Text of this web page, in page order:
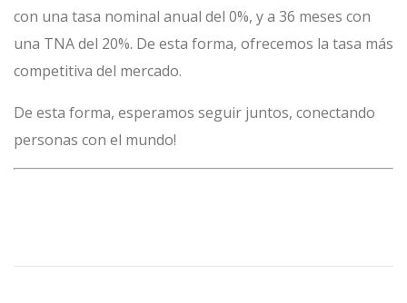
con una tasa nominal anual del 0%, y a 36 meses con
una TNA del 20%. De esta forma, ofrecemos la tasa más
competitiva del mercado.
De esta forma, esperamos seguir juntos, conectando
personas con el mundo!